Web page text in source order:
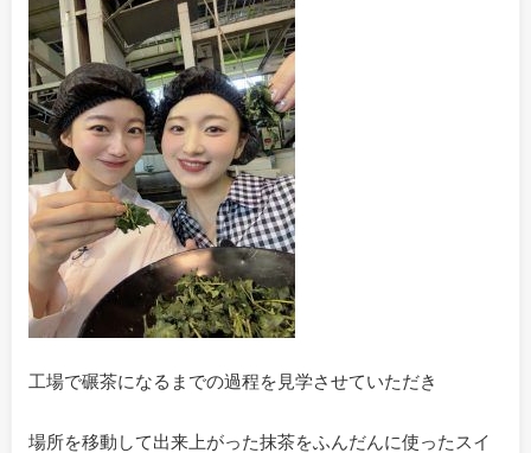
工場で碾茶になるまでの過程を見学させていただき
場所を移動して出来上がった抹茶をふんだんに使ったスイ